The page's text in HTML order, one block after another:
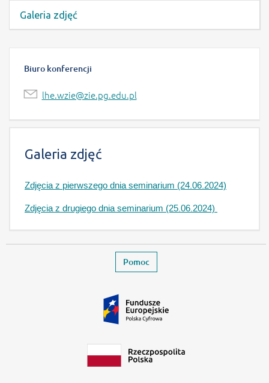
Galeria zdjęć
Biuro konferencji
lhe.wzie@zie.pg.edu.pl
Galeria zdjęć
Zdjęcia z pierwszego dnia seminarium (24.06.2024)
Zdjęcia z drugiego dnia seminarium (25.06.2024)
Pomoc